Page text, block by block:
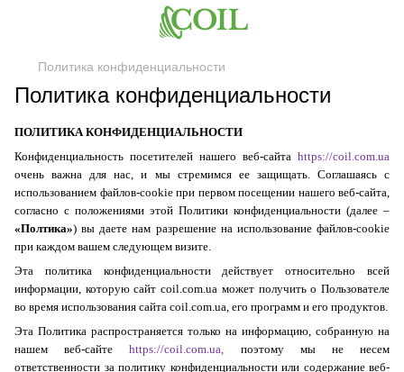
Политика конфиденциальности
Политика конфиденциальности
ПОЛИТИКА КОНФИДЕНЦИАЛЬНОСТИ
Конфиденциальность посетителей нашего веб-сайта https://coil.com.ua
очень важна для нас, и мы стремимся ее защищать. Соглашаясь с
использованием файлов-cookieпри первом посещении нашего веб-сайта,
согласно с положениями этой Политики конфиденциальности (далее –
«Полтика») вы даете нам разрешение на использование файлов-cookie
при каждом вашем следующем визите.
Эта политика конфиденциальности действует относительно всей
информации, которую сайт coil.com.ua может получить о Пользователе
во время использования сайта coil.com.ua, его программ и его продуктов.
Эта Политика распространяется только на информацию, собранную на
нашем веб-сайтеhttps://coil.com.ua, поэтому мы не несем
ответственности за политику конфиденциальности или содержание веб-